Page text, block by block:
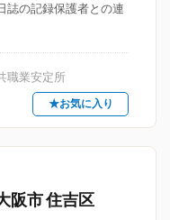
誌の記録保護者との連
職業安定所
★お気に入り
阪市 住吉区